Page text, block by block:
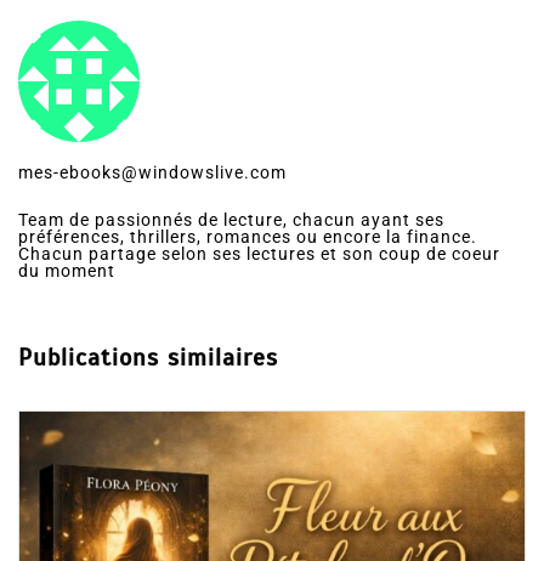
mes-ebooks@windowslive.com
Team de passionnés de lecture, chacun ayant ses
préférences, thrillers, romances ou encore la finance.
Chacun partage selon ses lectures et son coup de coeur
du moment
Publications similaires